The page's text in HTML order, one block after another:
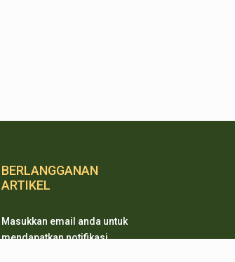
BERLANGGANAN
ARTIKEL
Masukkan email anda untuk
mendapatkan notifikasi